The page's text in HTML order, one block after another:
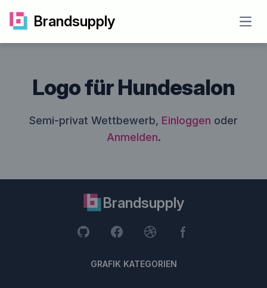
Brandsupply
Logo für Hundesalon
Semi-privat Wettbewerb, Einloggen oder
Anmelden.
Brandsupply
GRAFIK KATEGORIEN